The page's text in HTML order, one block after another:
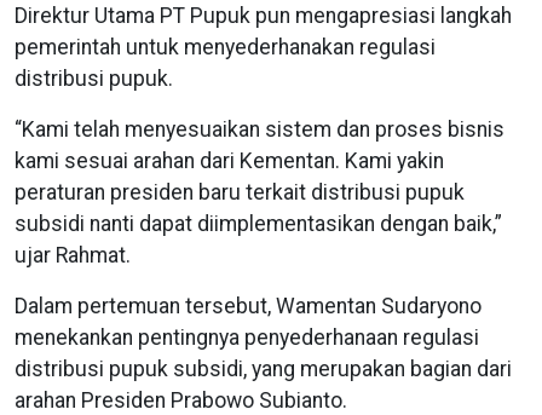
Direktur Utama PT Pupuk pun mengapresiasi langkah
pemerintah untuk menyederhanakan regulasi
distribusi pupuk.
“Kami telah menyesuaikan sistem dan proses bisnis
kami sesuai arahan dari Kementan. Kami yakin
peraturan presiden baru terkait distribusi pupuk
subsidi nanti dapat diimplementasikan dengan baik,”
ujar Rahmat.
Dalam pertemuan tersebut, Wamentan Sudaryono
menekankan pentingnya penyederhanaan regulasi
distribusi pupuk subsidi, yang merupakan bagian dari
arahan Presiden Prabowo Subianto.